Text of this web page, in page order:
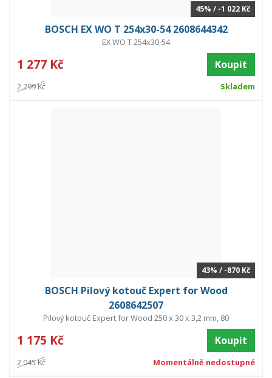
45% / -1 022 Kč
BOSCH EX WO T 254x30-54 2608644342
EX WO T 254x30-54
1 277 Kč Koupit
2 299 Kč Skladem
43% / -870 Kč
BOSCH Pilový kotouč Expert for Wood
2608642507
Pilový kotouč Expert for Wood 250 x 30 x 3,2 mm, 80
1 175 Kč Koupit
2 045 Kč Momentálně nedostupné